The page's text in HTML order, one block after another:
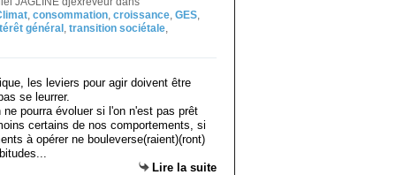
, consommation, croissance, GES,
général , transition sociétale,
pourra évoluer si l'on n'est pas prêt
certains de nos comportements, si
à opérer ne bouleverse(raient)(ront)
Lire la suite